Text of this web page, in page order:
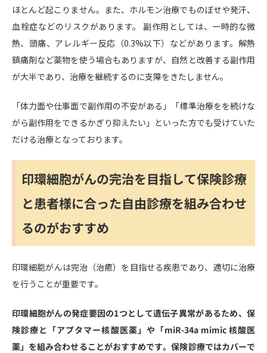
ほとんど起こりません。また、ホルモン治療でものぼせや発汗、
血栓症などのリスクがあります。 副作用としては、一時的な微
熱、頭痛、アレルギー反応（0.3%以下）などがあります。解熱
鎮痛剤など薬物を使う場合もありますが、自然と改善する副作用
が大半であり、治療を継続するのに支障をきたしません。
「体力面や仕事面で副作用の不安がある」「標準治療をを続けな
がら副作用をできるかぎり抑えたい」といった方でも受けていた
だける治療となっております。
印環細胞がんの完治を目指して保険診療
と患者様に合った自由診療を組み合わせ
るのがおすすめ
印環細胞がんは完治（治癒）を目指せる疾患であり、適切に治療
を行うことが重要です。
印環細胞がんの発症要因の1つとして遺伝子異常があるため、保
険診療と「アプタマー核酸医薬」や「miR-34a mimic 核酸医
薬」を組み合わせることがおすすめです。保険診療ではカバーで